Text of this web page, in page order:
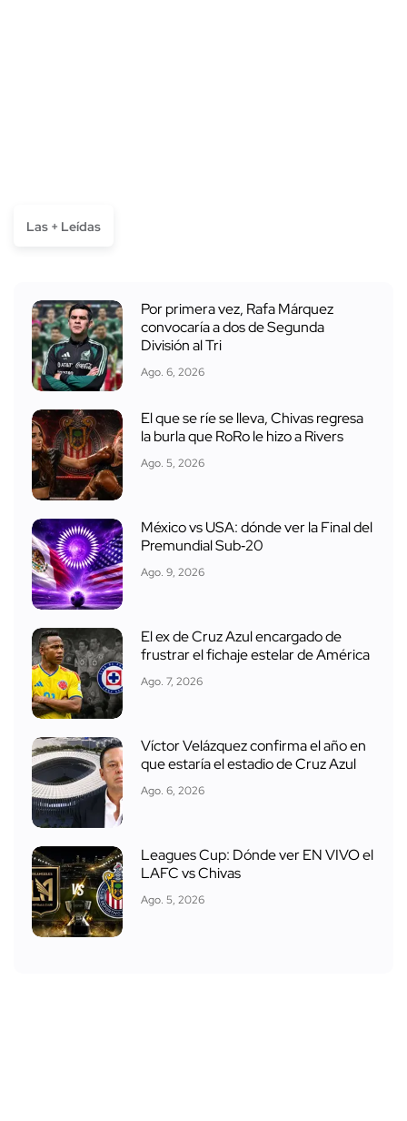
Las + Leídas
Por primera vez, Rafa Márquez
convocaría a dos de Segunda
División al Tri
Ago. 6, 2026
El que se ríe se lleva, Chivas regresa
la burla que RoRo le hizo a Rivers
Ago. 5, 2026
México vs USA: dónde ver la Final del
Premundial Sub‑20
Ago. 9, 2026
El ex de Cruz Azul encargado de
frustrar el fichaje estelar de América
Ago. 7, 2026
Víctor Velázquez confirma el año en
que estaría el estadio de Cruz Azul
Ago. 6, 2026
Leagues Cup: Dónde ver EN VIVO el
LAFC vs Chivas
Ago. 5, 2026